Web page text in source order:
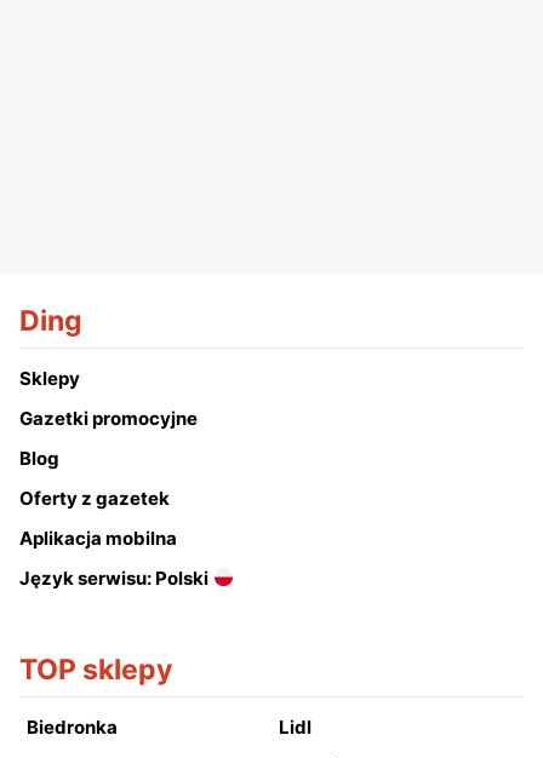
Ding
Sklepy
Gazetki promocyjne
Blog
Oferty z gazetek
Aplikacja mobilna
Język serwisu: Polski
TOP sklepy
Biedronka
Lidl